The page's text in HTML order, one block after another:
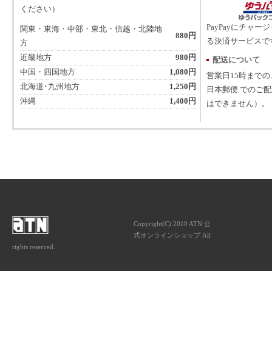
ください）
関東・東海・中部・東北・信越・北陸地
方
880円
近畿地方
980円
中国・四国地方
1,080円
北海道･九州地方
1,250円
沖縄
1,400円
PayPayにチャー
る決済サービスで
配送について
営業日15時まで
日本郵便 でのご
はできません）。
Copyright(C) 2010 ATN 公
式オンラインショップ All
rights reserved.